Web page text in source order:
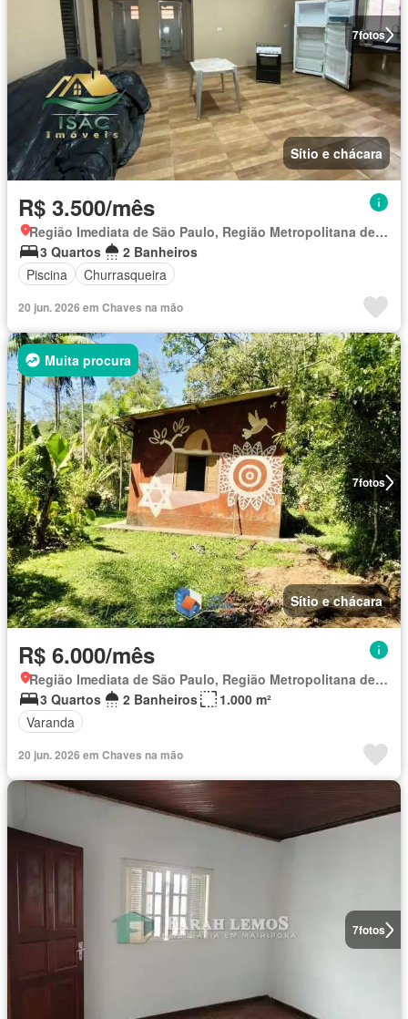
7fotos
Sítio e chácara
R$ 3.500/mês
Região Imediata de São Paulo, Região Metropolitana de São Paulo
3 Quartos
2 Banheiros
Piscina
Churrasqueira
20 jun. 2026 em Chaves na mão
7fotos
Muita procura
Sítio e chácara
R$ 6.000/mês
Região Imediata de São Paulo, Região Metropolitana de São Paulo
3 Quartos
2 Banheiros
1.000 m²
Varanda
20 jun. 2026 em Chaves na mão
7fotos